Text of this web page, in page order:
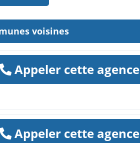
voisines
Appeler cette agence
Appeler cette agence